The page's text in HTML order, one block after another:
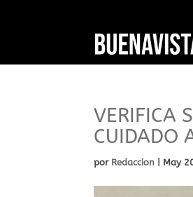
VERIFICA
CUIDADO
por Redaccion May